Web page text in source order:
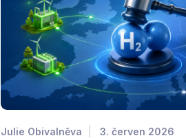
Julie Obivalněva 3. červen 2026